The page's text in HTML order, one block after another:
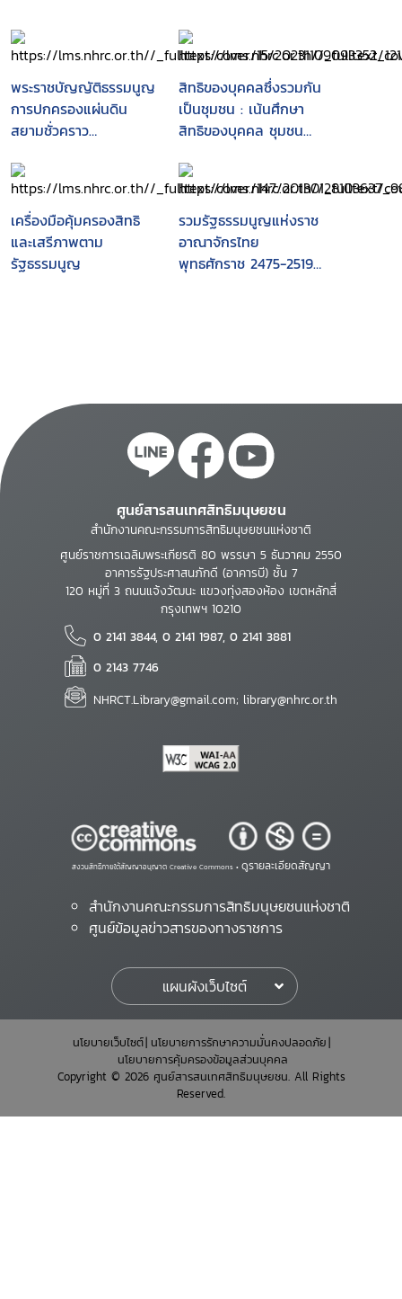
พระราชบัญญัติธรรมนูญ
การปกครองแผ่นดิน
สยามชั่วคราว
สิทธิของบุคคลซึ่งรวมกัน
เป็นชุมชน : เน้นศึกษา
สิทธิของบุคคล ชุมชน
ท้องถิ่น ในการมีส่วนร่วม
บำรุงรักษาและใช้
ประโยชน์จาก
ทรัพยากรธรรมชาติและ
สิ่งแวดล้อมตามมาตรา
เครื่องมือคุ้มครองสิทธิ
และเสรีภาพตาม
รัฐธรรมนูญ
รวมรัฐธรรมนูญแห่งราช
อาณาจักรไทย
พุทธศักราช 2475-2519 :
ศูนย์สารสนเทศสิทธิมนุษยชน
สำนักงานคณะกรรมการสิทธิมนุษยชนแห่งชาติ
ศูนย์ราชการเฉลิมพระเกียรติ 80 พรรษา 5 ธันวาคม 2550
อาคารรัฐประศาสนภักดี (อาคารบี) ชั้น 7
120 หมู่ที่ 3 ถนนแจ้งวัฒนะ แขวงทุ่งสองห้อง เขตหลักสี่
กรุงเทพฯ 10210
0 2141 3844, 0 2141 1987, 0 2141 3881
0 2143 7746
NHRCT.Library@gmail.com; library@nhrc.or.th
สงวนสิทธิ์ภายใต้สัญญาอนุญาต Creative Commons • ดูรายละเอียดสัญญา
สำนักงานคณะกรรมการสิทธิมนุษยชนแห่งชาติ
ศูนย์ข้อมูลข่าวสารของทางราชการ
แผนผังเว็บไซต์
นโยบายเว็บไซต์ นโยบายการรักษาความมั่นคงปลอดภัย
นโยบายการคุ้มครองข้อมูลส่วนบุคคล
Copyright © 2026 ศูนย์สารสนเทศสิทธิมนุษยชน. All Rights
Reserved.